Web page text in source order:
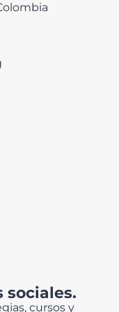
sociales.
cursos y